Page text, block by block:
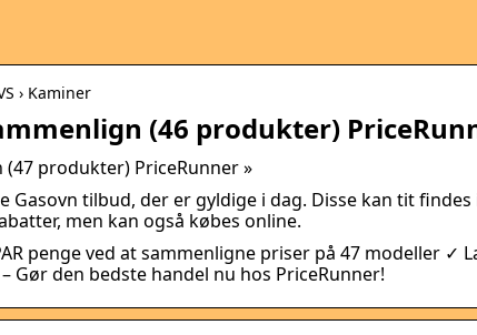
› Kaminer
(46 produkter)
(47 produkter) PriceRunner »
Gasovn tilbud, der er gyldige i dag. Disse kan tit findes
men kan også købes online.
penge ved at sammenligne priser på 47 modeller ✓
Gør den bedste handel nu hos PriceRunner!